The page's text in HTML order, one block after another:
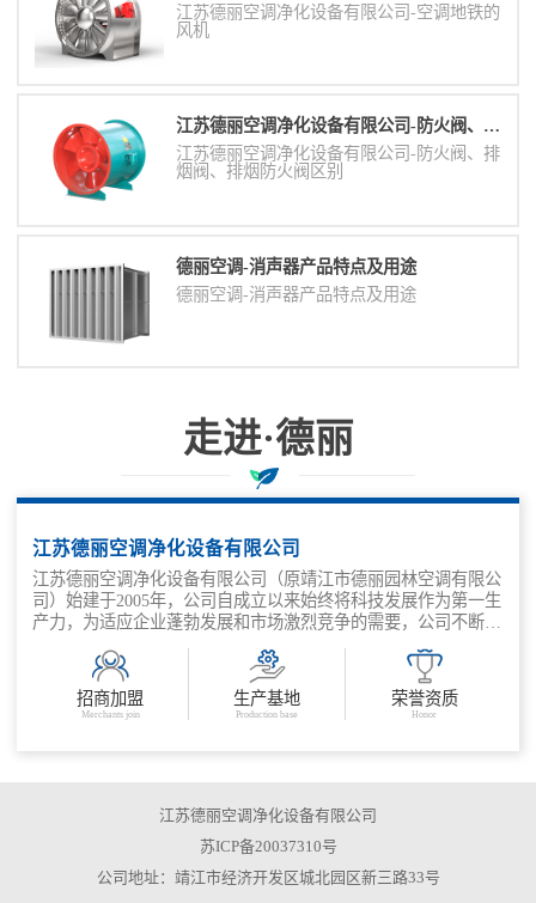
江苏德丽空调净化设备有限公司-空调地铁的
风机
江苏德丽空调净化设备有限公司-防火阀、排烟阀、排烟防火阀区别
江苏德丽空调净化设备有限公司-防火阀、排
烟阀、排烟防火阀区别
德丽空调-消声器​产品特点及用途
德丽空调-消声器​产品特点及用途
走进·德丽
科技兴企、质量取胜、管理增效
江苏德丽空调净化设备有限公司
江苏德丽空调净化设备有限公司（原靖江市德丽园林空调有限公
司）始建于2005年，公司自成立以来始终将科技发展作为第一生
产力，为适应企业蓬勃发展和市场激烈竞争的需要，公司不断深
取胜、管理增效的发展之路。公司主要产品有：金属外壳消声
器、结构片式消声器、管道式消声器、组合风阀、风量调节阀、
余压阀、各类防火阀等。
招商加盟
Merchants join
生产基地
Production base
荣誉资质
Honor
江苏德丽空调净化设备有限公司
苏ICP备20037310号
公司地址：靖江市经济开发区城北园区新三路33号